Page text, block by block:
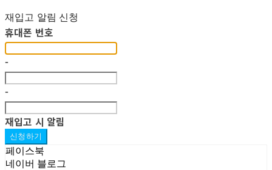
재입고 알림 신청
휴대폰 번호
-
-
재입고 시 알림
신청하기
페이스북
네이버 블로그